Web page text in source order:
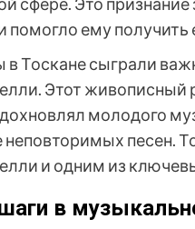
сфере. Это
помогло ему
в Тоскане сыграли
Этот живописный
молодого
неповторимых песен.
и одним из
в